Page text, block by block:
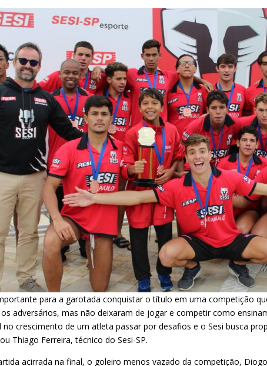
para a garotada conquistar o título em uma competição
adversários, mas não deixaram de jogar e competir como
no crescimento de um atleta passar por desafios e o Sesi busca
Thiago Ferreira, técnico do Sesi-SP.
acirrada na final, o goleiro menos vazado da competição,